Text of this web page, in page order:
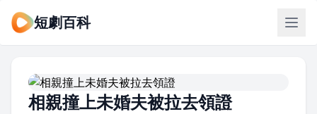
短劇百科
相親撞上未婚夫被拉去領證